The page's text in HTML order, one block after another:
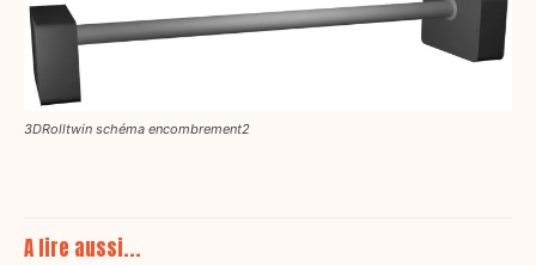
3DRolltwin schéma encombrement2
A lire aussi...